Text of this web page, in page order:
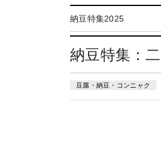
納豆特集2025
納豆特集：
豆腐・納豆・コンニャク